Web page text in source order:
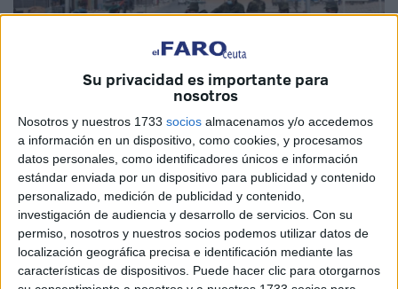
Su privacidad es importante para
nosotros
Nosotros y nuestros 1733 socios almacenamos y/o accedemos
a información en un dispositivo, como cookies, y procesamos
datos personales, como identificadores únicos e información
estándar enviada por un dispositivo para publicidad y contenido
personalizado, medición de publicidad y contenido,
investigación de audiencia y desarrollo de servicios. Con su
permiso, nosotros y nuestros socios podemos utilizar datos de
localización geográfica precisa e identificación mediante las
características de dispositivos. Puede hacer clic para otorgarnos
Imagen de archivo
ElFrente Polisarioanuncióla muerteeste domingo en
combate deldirigente saharaui Lahbib Mohamed
Abdelaziz, hijo del fundador de la organización
independentista y miembro de su Secretariado